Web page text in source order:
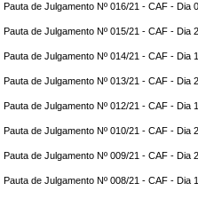
Pauta de Julgamento Nº 016/21 - CAF - Dia
Pauta de Julgamento Nº 015/21 - CAF - Dia
Pauta de Julgamento Nº 014/21 - CAF - Dia
Pauta de Julgamento Nº 013/21 - CAF - Dia
Pauta de Julgamento Nº 012/21 - CAF - Dia
Pauta de Julgamento Nº 010/21 - CAF - Dia
Pauta de Julgamento Nº 009/21 - CAF - Dia
Pauta de Julgamento Nº 008/21 - CAF - Dia